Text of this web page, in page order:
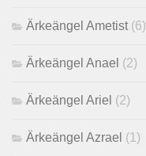
Ärkeängel Ametist(6)
Ärkeängel Anael (2)
Ärkeängel Ariel (2)
Ärkeängel Azrael (1)